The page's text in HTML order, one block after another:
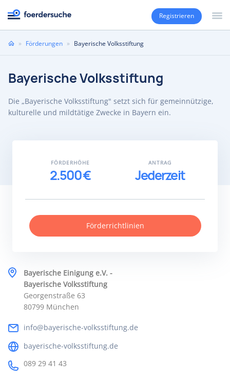
Registrieren
Sie» Förderungen » Bayerische Volksstiftung
Bayerische Volksstiftung
Die „Bayerische Volksstiftung" setzt sich für gemeinnützige,
kulturelle und mildtätige Zwecke in Bayern ein.
Bayerische Einigung e.V. -
Bayerische Volksstiftung
Georgenstraße 63
80799 München
info@bayerische-volksstiftung.de
bayerische-volksstiftung.de
089 29 41 43
FÖRDERHÖHE
2.500 €
ANTRAG
Jederzeit
Förderrichtlinien